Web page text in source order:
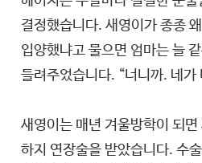
계속 울음바다가 되는 거
그러지 말고 우리 그냥 입
라면박스 있잖아요. 거기
결정했습니다. 새영이가 종종
입양했냐고 물으면 엄마는 늘
들려주었습니다. “너니까. 네가
새영이는 매년 겨울방학이 되
하지 연장술을 받았습니다. 수